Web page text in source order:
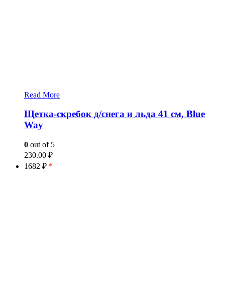
Read More
Щетка-скребок д/снега и льда 41 см, Blue
Way
0 out of 5
230.00 ₽
1682 ₽ *